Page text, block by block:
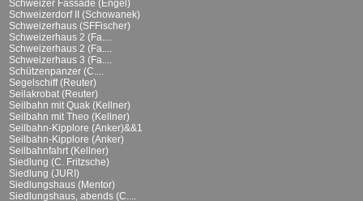
Schweizer Fassade (Engel)
Schweizerdorf II (Schowanek)
Schweizerhaus (SFFischer)
Schweizerhaus 2 (Fa....
Schweizerhaus 2 (Fa....
Schweizerhaus 3 (Fa....
Schützenpanzer (C....
Segelschiff (Reuter)
Seilakrobat (Reuter)
Seilbahn mit Quak (Kellner)
Seilbahn mit Theo (Kellner)
Seilbahn-Kipplore (Anker)&&1
Seilbahn-Kipplore (Anker)
Seilbahnfahrt (Kellner)
Siedlung (C. Fritzsche)
Siedlung (JURI)
Siedlungshaus (Mentor)
Siedlungshaus, abends (C....